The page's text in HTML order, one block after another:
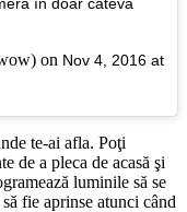
on Nov 4, 2016 at
te-ai afla. Poţi
de a pleca de acasă şi
luminile să se
fie aprinse atunci când